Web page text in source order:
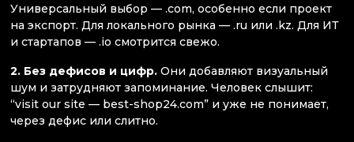
Универсальный выбор — .com, особенно если проект
на экспорт. Для локального рынка — .ru или .kz. Для ИТ
и стартапов — .io смотрится свежо.
2. Без дефисов и цифр. Они добавляют визуальный
шум и затрудняют запоминание. Человек слышит:
“visit our site — best-shop24.com” и уже не понимает,
через дефис или слитно.